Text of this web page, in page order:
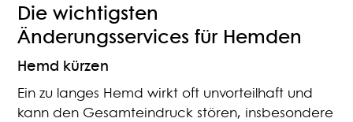
Die wichtigsten
Änderungsservices für Hemden
Hemd kürzen
Ein zu langes Hemd wirkt oft unvorteilhaft und
kann den Gesamteindruck stören, insbesondere